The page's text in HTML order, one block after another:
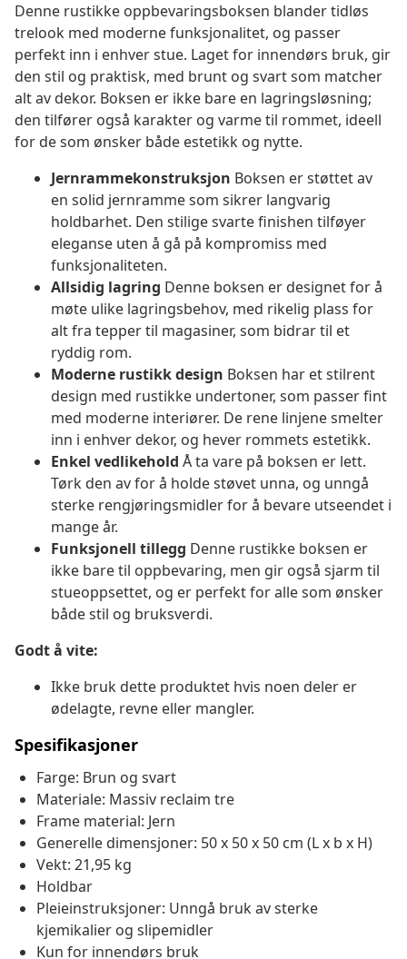
Denne rustikke oppbevaringsboksen blander tidløs
trelook med moderne funksjonalitet, og passer
perfekt inn i enhver stue. Laget for innendørs bruk, gir
den stil og praktisk, med brunt og svart som matcher
alt av dekor. Boksen er ikke bare en lagringsløsning;
den tilfører også karakter og varme til rommet, ideell
for de som ønsker både estetikk og nytte.
Jernrammekonstruksjon Boksen er støttet av
en solid jernramme som sikrer langvarig
holdbarhet. Den stilige svarte finishen tilføyer
eleganse uten å gå på kompromiss med
funksjonaliteten.
Allsidig lagring Denne boksen er designet for å
møte ulike lagringsbehov, med rikelig plass for
alt fra tepper til magasiner, som bidrar til et
ryddig rom.
Moderne rustikk design Boksen har et stilrent
design med rustikke undertoner, som passer fint
med moderne interiører. De rene linjene smelter
inn i enhver dekor, og hever rommets estetikk.
Enkel vedlikehold Å ta vare på boksen er lett.
Tørk den av for å holde støvet unna, og unngå
sterke rengjøringsmidler for å bevare utseendet i
mange år.
Funksjonell tillegg Denne rustikke boksen er
ikke bare til oppbevaring, men gir også sjarm til
stueoppsettet, og er perfekt for alle som ønsker
både stil og bruksverdi.
Godt å vite:
Ikke bruk dette produktet hvis noen deler er
ødelagte, revne eller mangler.
Spesifikasjoner
Farge: Brun og svart
Materiale: Massiv reclaim tre
Frame material: Jern
Generelle dimensjoner: 50 x 50 x 50 cm (L x b x H)
Vekt: 21,95 kg
Holdbar
Pleieinstruksjoner: Unngå bruk av sterke
kjemikalier og slipemidler
Kun for innendørs bruk